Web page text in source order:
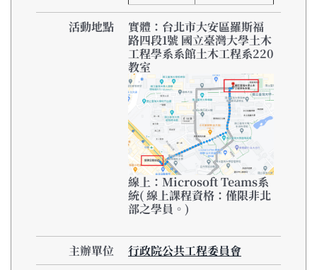
活動地點
實體：台北市大安區羅斯福
路四段1號 國立臺灣大學土木
工程學系系館土木工程系220
教室
線上：Microsoft Teams系
統( 線上課程資格：僅限非北
部之學員。)
主辦單位
行政院公共工程委員會